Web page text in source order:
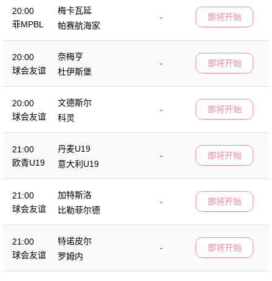
20:00
菲MPBL
梅卡瓦延
-
帕赛航海家
即将开始
20:00
球会友谊
奈梅亨
-
杜伊斯堡
即将开始
20:00
球会友谊
文德斯尔
-
科灵
即将开始
21:00
欧青U19
丹麦U19
-
意大利U19
即将开始
21:00
球会友谊
加特斯洛
-
比勒菲尔德
即将开始
21:00
球会友谊
特诺皮尔
-
罗姆内
即将开始